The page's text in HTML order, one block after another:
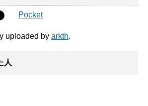
Pocket
uploaded by arkth.
人